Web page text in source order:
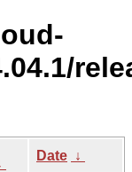
Date ↓